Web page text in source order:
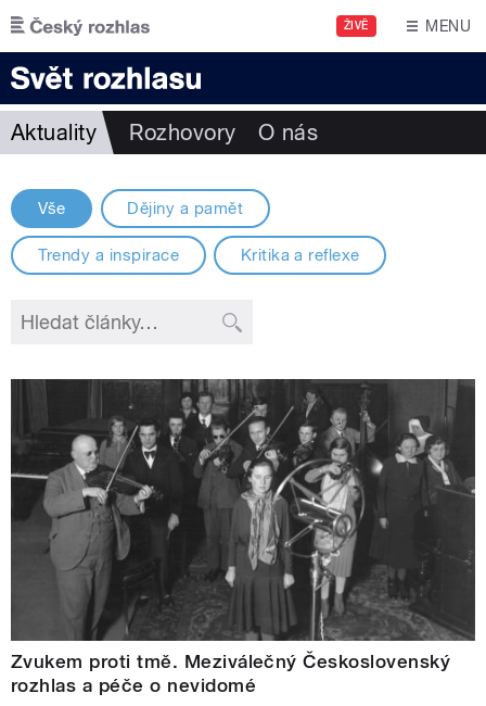
Přejít k hlavnímu obsahu
ŽIVĚ MENU
Aktuality Rozhovory O nás
Vše Dějiny a pamět
Trendy a inspirace Kritika a reflexe
Zvukem proti tmě. Meziválečný Československý
rozhlas a péče o nevidomé